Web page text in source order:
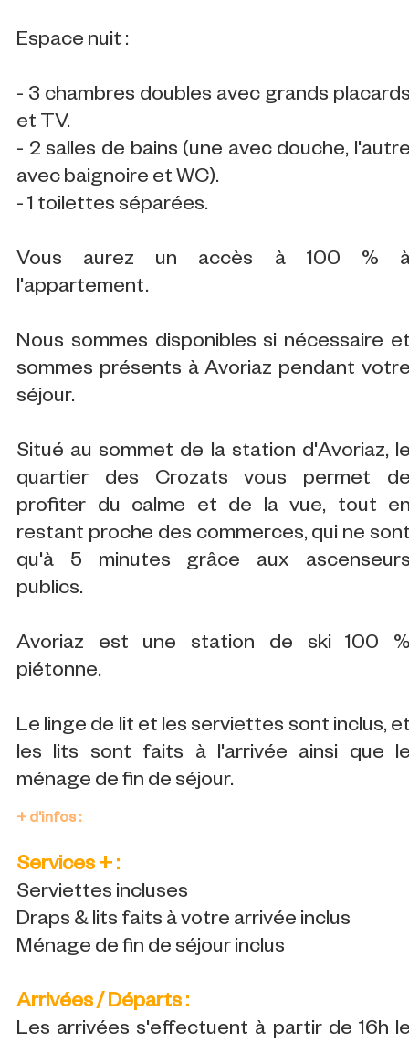
Espace nuit :
- 3 chambres doubles avec grands
et TV.
- 2 salles de bains (une avec douche,
avec baignoire et WC).
- 1 toilettes séparées.
Vous aurez un accès à 100 %
l'appartement.
Nous sommes disponibles si nécessaire
sommes présents à Avoriaz pendant
séjour.
Situé au sommet de la station d'Avoriaz,
quartier des Crozats vous permet
profiter du calme et de la vue, tout
restant proche des commerces, qui ne
qu'à 5 minutes grâce aux
publics.
Avoriaz est une station de ski 100
piétonne.
Le linge de lit et les serviettes sont inclus,
les lits sont faits à l'arrivée ainsi que
ménage de fin de séjour.
+ d'infos :
Services + :
Serviettes incluses
Draps & lits faits à votre arrivée inclus
Ménage de fin de séjour inclus
Arrivées / Départs :
Les arrivées s'effectuent à partir de 16h